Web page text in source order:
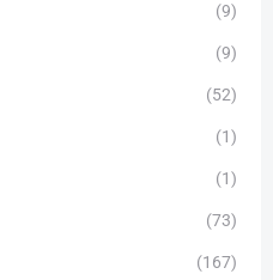
(9)
(9)
(52)
(1)
(1)
(73)
(167)